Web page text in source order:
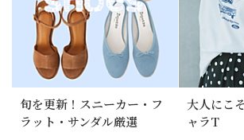
旬を更新！スニーカー・フ
ラット・サンダル厳選
大人にこ
ャラT